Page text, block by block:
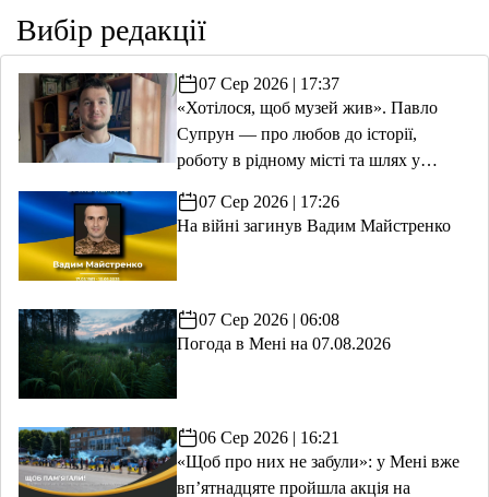
Вибір редакції
07 Сер 2026 | 17:37
«Хотілося, щоб музей жив». Павло
Супрун — про любов до історії,
роботу в рідному місті та шлях у
07 Сер 2026 | 17:26
На війні загинув Вадим Майстренко
07 Сер 2026 | 06:08
Погода в Мені на 07.08.2026
06 Сер 2026 | 16:21
«Щоб про них не забули»: у Мені вже
вп’ятнадцяте пройшла акція на